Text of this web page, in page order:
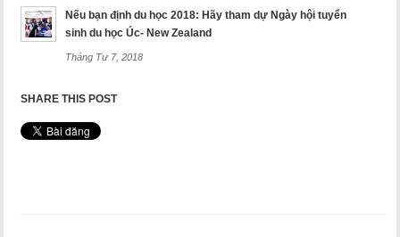
Nếu bạn định du học 2018: Hãy tham dự Ngày hội tuyển
sinh du học Úc- New Zealand
Tháng Tư 7, 2018
SHARE THIS POST